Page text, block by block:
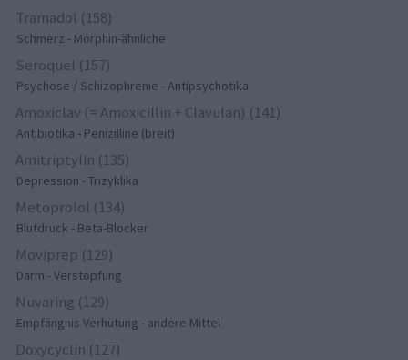
Tramadol (158)
Schmerz - Morphin-ähnliche
Seroquel (157)
Psychose / Schizophrenie - Antipsychotika
Amoxiclav (= Amoxicillin + Clavulan) (141)
Antibiotika - Penizilline (breit)
Amitriptylin (135)
Depression - Trizyklika
Metoprolol (134)
Blutdruck - Beta-Blocker
Moviprep (129)
Darm - Verstopfung
Nuvaring (129)
Empfängnis Verhütung - andere Mittel
Doxycyclin (127)